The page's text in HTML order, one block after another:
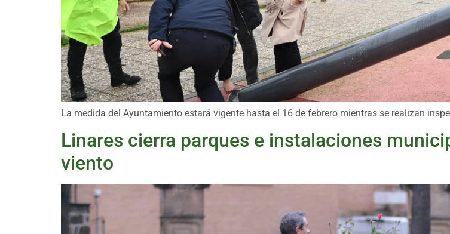
La medida del Ayuntamiento estará vigente hasta el 16 de febrero mientras se realizan
Linares cierra parques e instalaciones
viento